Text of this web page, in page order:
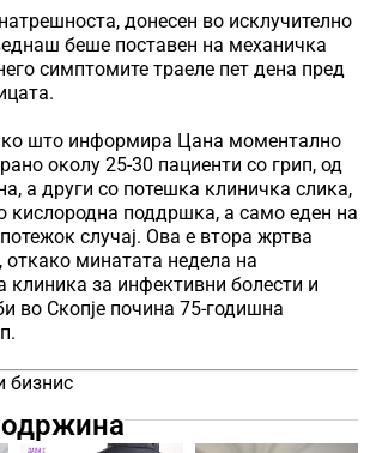
донесен во исклучително
беше поставен на механичка
симптомите траеле пет дена пред
што информира Цана моментално
околу 25-30 пациенти со грип, од
а други со потешка клиничка слика,
кислородна поддршка, а само еден на
случај. Ова е втора жртва
откако минатата недела на
клиника за инфективни болести и
во Скопје почина 75-годишна
бизнис